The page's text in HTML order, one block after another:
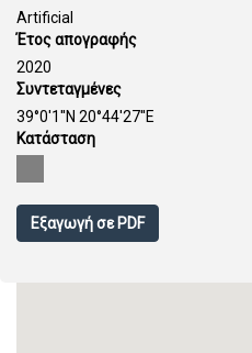
Artificial
Έτος απογραφής
2020
Συντεταγμένες
39°0'1''N 20°44'27''E
Κατάσταση
Εξαγωγή σε PDF